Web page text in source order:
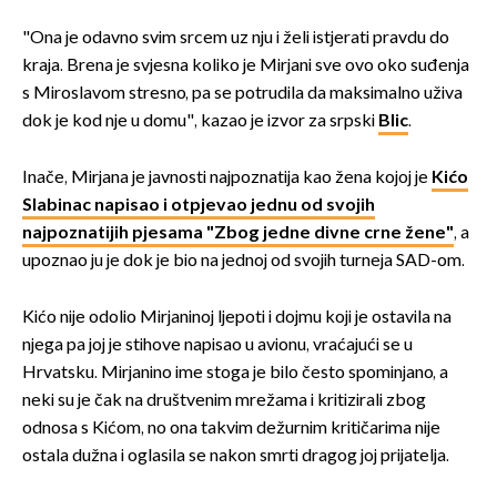
"Ona je odavno svim srcem uz nju i želi istjerati pravdu do
kraja. Brena je svjesna koliko je Mirjani sve ovo oko suđenja
s Miroslavom stresno, pa se potrudila da maksimalno uživa
dok je kod nje u domu", kazao je izvor za srpski Blic.
Inače, Mirjana je javnosti najpoznatija kao žena kojoj je Kićo
Slabinac napisao i otpjevao jednu od svojih
najpoznatijih pjesama "Zbog jedne divne crne žene", a
upoznao ju je dok je bio na jednoj od svojih turneja SAD-om.
Kićo nije odolio Mirjaninoj ljepoti i dojmu koji je ostavila na
njega pa joj je stihove napisao u avionu, vraćajući se u
Hrvatsku. Mirjanino ime stoga je bilo često spominjano, a
neki su je čak na društvenim mrežama i kritizirali zbog
odnosa s Kićom, no ona takvim dežurnim kritičarima nije
ostala dužna i oglasila se nakon smrti dragog joj prijatelja.